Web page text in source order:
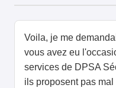
Voila, je me
vous avez eu
services de DPSA
ils proposent pas